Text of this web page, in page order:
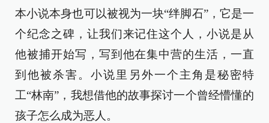
本小说本身也可以被视为一块“绊脚石”，它是一
个纪念之碑，让我们来记住这个人，小说是从
他被捕开始写，写到他在集中营的生活，一直
到他被杀害。小说里另外一个主角是秘密特
工“林南”，我想借他的故事探讨一个曾经懵懂的
孩子怎么成为恶人。